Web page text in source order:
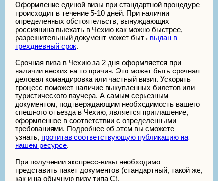
Оформление единой визы при стандартной процедуре
происходит в течение 5-10 дней. При наличии
определенных обстоятельств, вынуждающих
россиянина выехать в Чехию как можно быстрее,
разрешительный документ может быть выдан в
трехдневный срок.
Срочная виза в Чехию за 2 дня оформляется при
наличии веских на то причин. Это может быть срочная
деловая командировка или частный визит. Ускорить
процесс поможет наличие выкупленных билетов или
туристического ваучера. А самым серьезным
документом, подтверждающим необходимость вашего
спешного отъезда в Чехию, является приглашение,
оформленное в соответствии с определенными
требованиями. Подробнее об этом вы сможете
узнать, прочитав соответствующую публикацию на
нашем ресурсе.
При получении экспресс-визы необходимо
представить пакет документов (стандартный, такой же,
как и на обычную визу типа С).